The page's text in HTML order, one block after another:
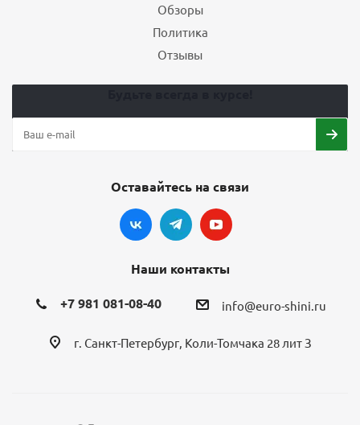
Обзоры
Политика
Отзывы
Оставайтесь на связи
Наши контакты
+7 981 081-08-40 info@euro-shini.ru
г. Санкт-Петербург, Коли-Томчака 28 лит З